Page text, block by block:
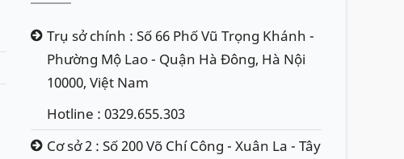
Trụ sở chính : Số 66 Phố Vũ Trọng Khánh -
Phường Mộ Lao - Quận Hà Đông, Hà Nội
10000, Việt Nam
Hotline : 0329.655.303
Cơ sở 2 : Số 200 Võ Chí Công - Xuân La - Tây